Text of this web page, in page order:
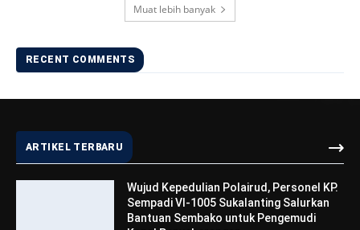
Muat lebih banyak
RECENT COMMENTS
ARTIKEL TERBARU
Wujud Kepedulian Polairud, Personel KP.
Sempadi VI-1005 Sukalanting Salurkan
Bantuan Sembako untuk Pengemudi